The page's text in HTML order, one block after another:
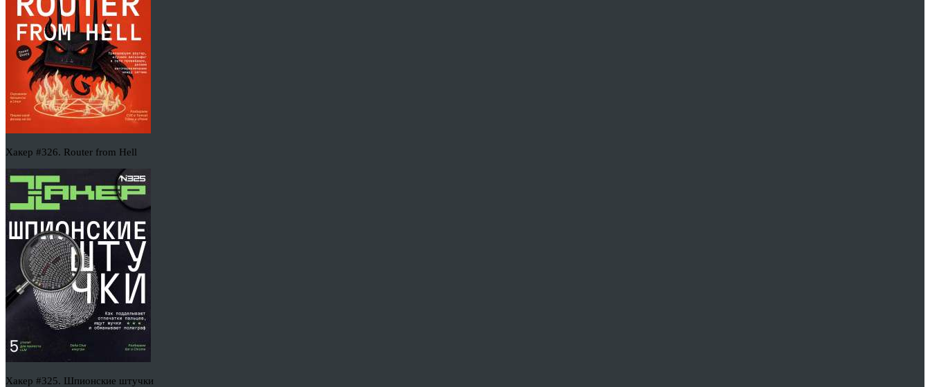
Хакер #326. Router from Hell
Хакер #325. Шпионские штучки